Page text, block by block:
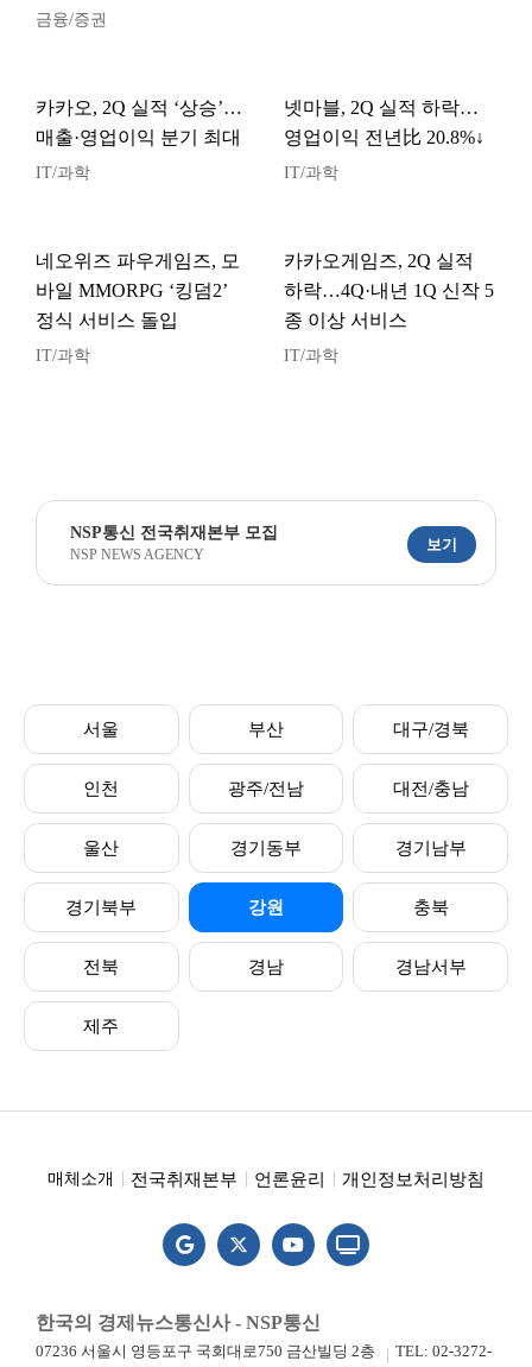
금융/증권
카카오, 2Q 실적 ‘상승’…
매출·영업이익 분기 최대
IT/과학
넷마블, 2Q 실적 하락…
영업이익 전년比 20.8%↓
IT/과학
네오위즈 파우게임즈, 모
바일 MMORPG ‘킹덤2’
정식 서비스 돌입
IT/과학
카카오게임즈, 2Q 실적
하락…4Q·내년 1Q 신작 5
종 이상 서비스
IT/과학
NSP통신 전국취재본부 모집
NSP NEWS AGENCY
보기
서울 부산 대구/경북
인천 광주/전남 대전/충남
울산 경기동부 경기남부
경기북부 강원 충북
전북 경남 경남서부
제주
매체소개 전국취재본부 언론윤리 개인정보처리방침
한국의 경제뉴스통신사 - NSP통신
07236 서울시 영등포구 국회대로750 금산빌딩 2층
TEL: 02-3272-